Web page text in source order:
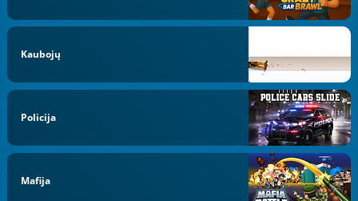
Kaubojų
Policija
Mafija